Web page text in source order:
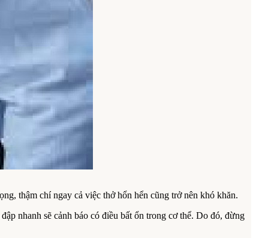
thậm chí ngay cả việc thở hổn hển cũng trở nên khó khăn.
nhanh sẽ cảnh báo có điều bất ổn trong cơ thể. Do đó, đừng